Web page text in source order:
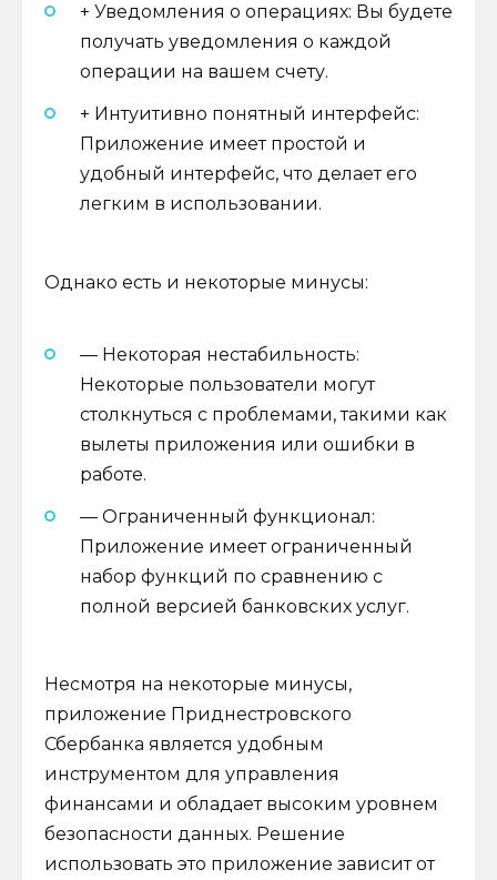
+ Уведомления о операциях: Вы будете
получать уведомления о каждой
операции на вашем счету.
+ Интуитивно понятный интерфейс:
Приложение имеет простой и
удобный интерфейс, что делает его
легким в использовании.
Однако есть и некоторые минусы:
— Некоторая нестабильность:
Некоторые пользователи могут
столкнуться с проблемами, такими как
вылеты приложения или ошибки в
работе.
— Ограниченный функционал:
Приложение имеет ограниченный
набор функций по сравнению с
полной версией банковских услуг.
Несмотря на некоторые минусы,
приложение Приднестровского
Сбербанка является удобным
инструментом для управления
финансами и обладает высоким уровнем
безопасности данных. Решение
использовать это приложение зависит от